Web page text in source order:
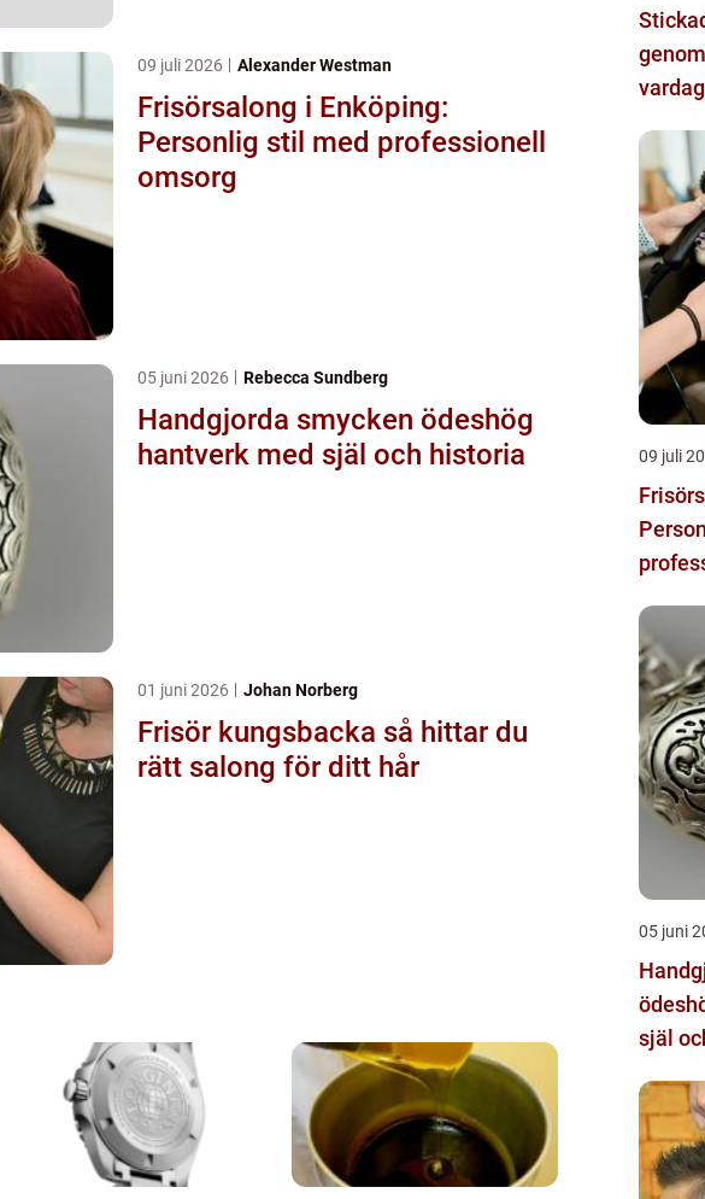
09 juli 2026 Alexander Westman
Frisörsalong i Enköping:
Personlig stil med professionell
omsorg
05 juni 2026 Rebecca Sundberg
Handgjorda smycken ödeshög
hantverk med själ och historia
01 juni 2026 Johan Norberg
Frisör kungsbacka så hittar du
rätt salong för ditt hår
vardag
09 juli
05 juni
ödeshög
själ